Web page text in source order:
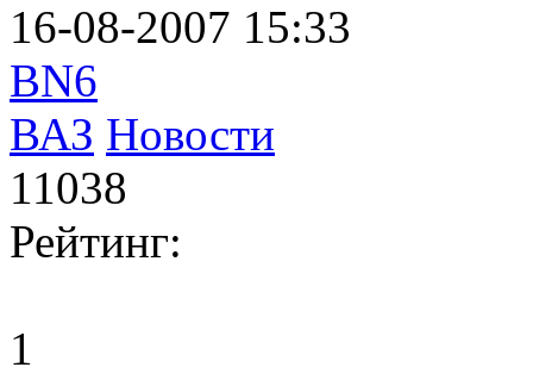
16-08-2007 15:33
BN6
ВАЗ Новости
11038
Рейтинг:
1